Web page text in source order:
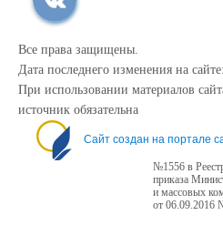
Все права защищены.
Дата последнего изменения на
При использовании материалов
источник обязательна
Сайт создан на портале
№1556 в
приказа
и массовых
от 06.09.2016